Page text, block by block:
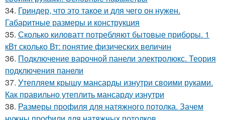
34. Гриндер, что это такое и для чего он нужен.
Габаритные размеры и конструкция
35. Сколько киловатт потребляют бытовые приборы. 1
кВт сколько Вт: понятие физических величин
36. Подключение варочной панели электролюкс. Теория
подключения панели
37. Утепляем крышу мансарды изнутри своими руками.
Как правильно утеплить мансарду изнутри
38. Размеры профиля для натяжного потолка. Зачем